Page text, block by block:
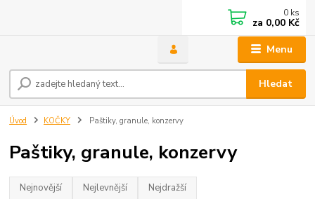
Menu
Hledat
0 ks
za 0,00 Kč
Úvod KOČKY Paštiky, granule, konzervy
Paštiky, granule, konzervy
Nejnovější Nejlevnější Nejdražší